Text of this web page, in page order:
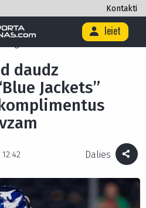
Kontakti
Ieiet
daudz pārliecības” – “Blue Jackets”
daudz
Jackets”
Dalies